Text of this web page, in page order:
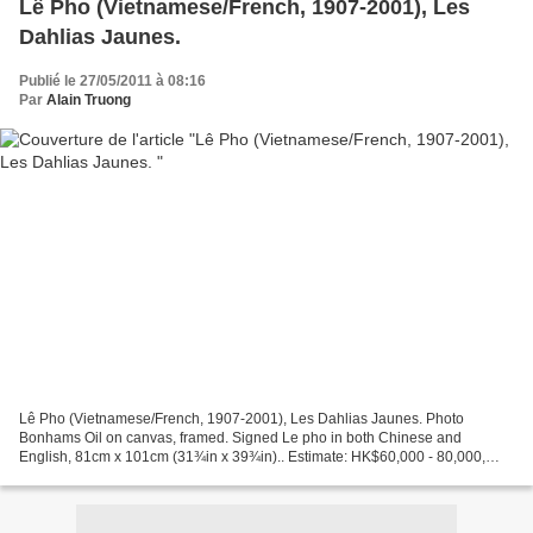
Lê Pho (Vietnamese/French, 1907-2001), Les
Dahlias Jaunes.
Publié le 27/05/2011 à 08:16
Par Alain Truong
Lê Pho (Vietnamese/French, 1907-2001), Les Dahlias Jaunes. Photo
Bonhams Oil on canvas, framed. Signed Le pho in both Chinese and
English, 81cm x 101cm (31¾in x 39¾in).. Estimate: HK$60,000 - 80,000,